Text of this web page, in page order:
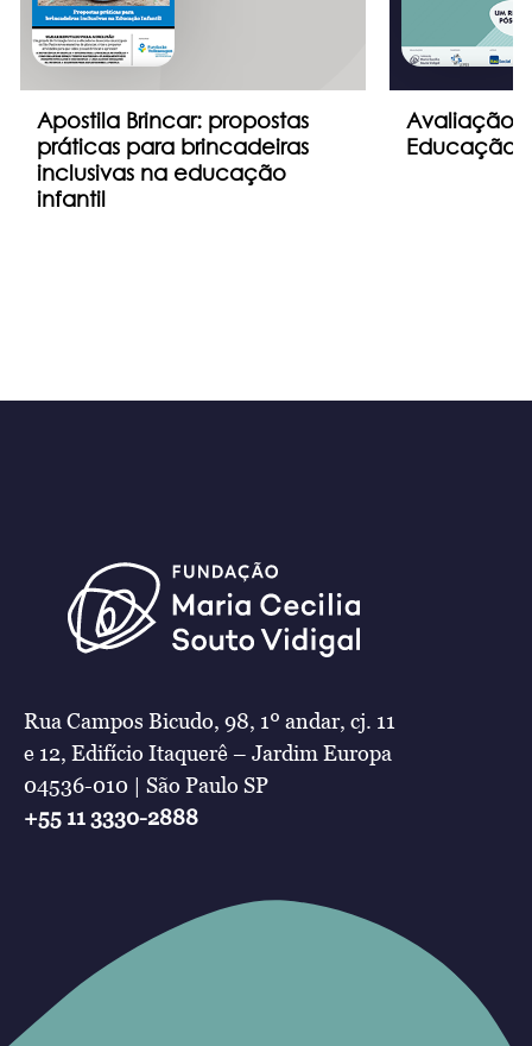
Apostila Brincar: propostas
práticas para brincadeiras
inclusivas na educação
infantil
Avaliação
Educação
Rua Campos Bicudo, 98, 1º andar, cj. 11
e 12, Edifício Itaquerê – Jardim Europa
04536-010 | São Paulo SP
+55 11 3330-2888